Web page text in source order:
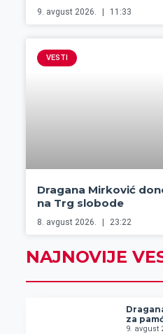
9. avgust 2026. 11:33
VESTI
Dragana Mirković
na Trg slobode
8. avgust 2026. 23:22
NAJNOVIJE
za
9. avgust